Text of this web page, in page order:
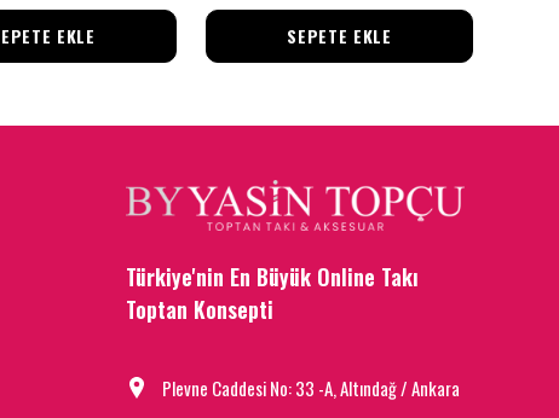
EKLE SEPETE EKLE
Türkiye'nin En Büyük Online Takı
Toptan Konsepti
Plevne Caddesi No: 33 -A, Altındağ / Ankara